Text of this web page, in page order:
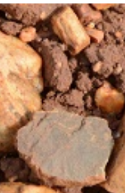
その光を享けて光合成を
も、ワインにもピュアー
の横に巨大な栗の木があ
大木がここまで生き延び
う。 近づくと、日本の神
を感じる。 思わず座りた
うなもので体が包まれた
んなエネルギーが流れて